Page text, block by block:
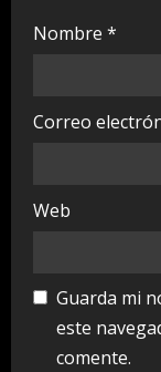
Nombre *
Correo
Web
Guarda mi
este
comente.